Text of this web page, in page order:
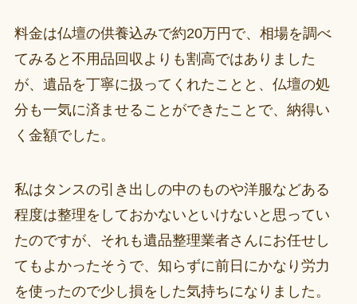
料金は仏壇の供養込みで約20万円で、相場を調べ
てみると不用品回収よりも割高ではありました
が、遺品を丁寧に扱ってくれたことと、仏壇の処
分も一気に済ませることができたことで、納得い
く金額でした。
私はタンスの引き出しの中のものや洋服などある
程度は整理をしておかないといけないと思ってい
たのですが、それも遺品整理業者さんにお任せし
てもよかったそうで、知らずに前日にかなり労力
を使ったので少し損をした気持ちになりました。